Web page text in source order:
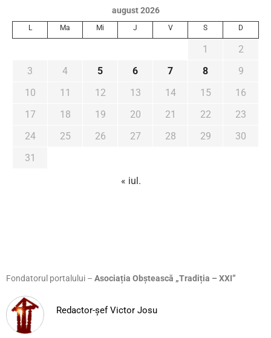
august 2026
L Ma Mi J V S D
1
2
3
4 5 6 7 8
9
10
11 12 13 14 15
16
17
18 19 20 21 22
23
24
25 26 27 28 29
30
31
« iul.
Fondatorul portalului – Asociația Obștească „Tradiția – XXI”
Redactor-șef Victor Josu